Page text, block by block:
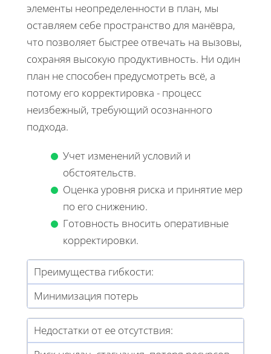
элементы неопределенности в план, мы
оставляем себе пространство для манёвра,
что позволяет быстрее отвечать на вызовы,
сохраняя высокую продуктивность. Ни один
план не способен предусмотреть всё, а
потому его корректировка - процесс
неизбежный, требующий осознанного
подхода.
Учет изменений условий и
обстоятельств.
Оценка уровня риска и принятие мер
по его снижению.
Готовность вносить оперативные
корректировки.
Преимущества гибкости:
Минимизация потерь
Недостатки от ее отсутствия: